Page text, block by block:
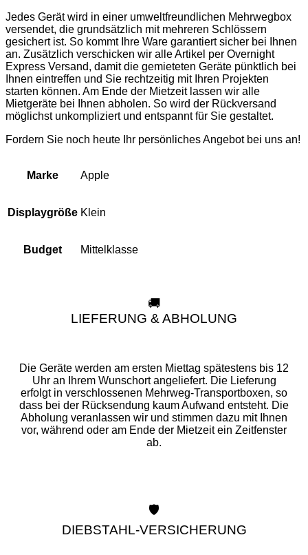
Jedes Gerät wird in einer umweltfreundlichen Mehrwegbox
versendet, die grundsätzlich mit mehreren Schlössern
gesichert ist. So kommt Ihre Ware garantiert sicher bei Ihnen
an. Zusätzlich verschicken wir alle Artikel per Overnight
Express Versand, damit die gemieteten Geräte pünktlich bei
Ihnen eintreffen und Sie rechtzeitig mit Ihren Projekten
starten können. Am Ende der Mietzeit lassen wir alle
Mietgeräte bei Ihnen abholen. So wird der Rückversand
möglichst unkompliziert und entspannt für Sie gestaltet.
Fordern Sie noch heute Ihr persönliches Angebot bei uns an!
Marke Apple
Displaygröße Klein
Budget Mittelklasse
🚚
LIEFERUNG & ABHOLUNG
Die Geräte werden am ersten Miettag spätestens bis 12
Uhr an Ihrem Wunschort angeliefert. Die Lieferung
erfolgt in verschlossenen Mehrweg-Transportboxen, so
dass bei der Rücksendung kaum Aufwand entsteht. Die
Abholung veranlassen wir und stimmen dazu mit Ihnen
vor, während oder am Ende der Mietzeit ein Zeitfenster
ab.
🛡️
DIEBSTAHL-VERSICHERUNG